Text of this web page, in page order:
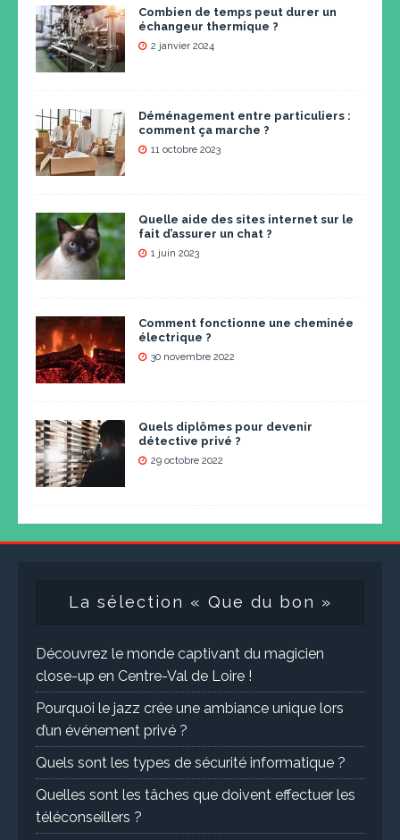
Combien de temps peut durer un
échangeur thermique ?
2 janvier 2024
Déménagement entre particuliers :
comment ça marche ?
11 octobre 2023
Quelle aide des sites internet sur le
fait d’assurer un chat ?
1 juin 2023
Comment fonctionne une cheminée
électrique ?
30 novembre 2022
Quels diplômes pour devenir
détective privé ?
29 octobre 2022
La sélection « Que du bon »
Découvrez le monde captivant du magicien
close-up en Centre-Val de Loire !
Pourquoi le jazz crée une ambiance unique lors
d’un événement privé ?
Quels sont les types de sécurité informatique ?
Quelles sont les tâches que doivent effectuer les
téléconseillers ?